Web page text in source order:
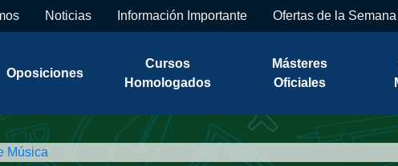
Noticias Información Importante Ofertas de la Semana
Oposiciones
Cursos
Homologados
Másteres
Oficiales
Música